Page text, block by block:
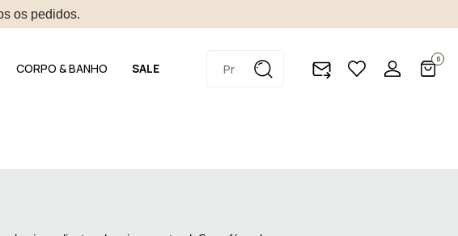
os pedidos.
CORPO & BANHO SALE
0